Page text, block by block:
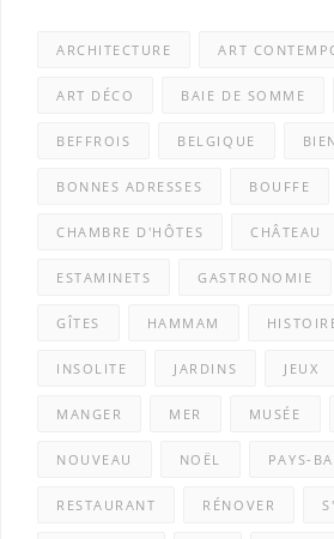
ARCHITECTURE ART
ART DÉCO BAIE DE SOMME
BEFFROIS BELGIQUE
BONNES ADRESSES BOUFFE
CHAMBRE D'HÔTES CHÂTEAU
ESTAMINETS GASTRONOMIE
GÎTES HAMMAM
INSOLITE JARDINS JEUX
MANGER MER MUSÉE
NOUVEAU NOËL PAYS-
RESTAURANT RÉNOVER